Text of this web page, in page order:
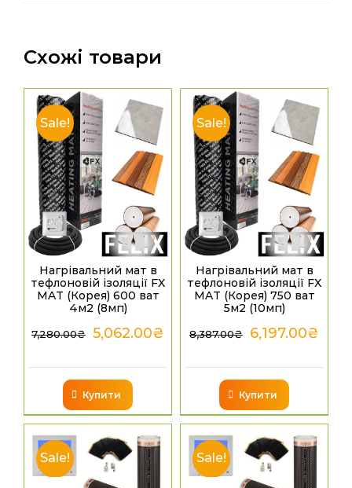
Схожі товари
Sale!
Нагрівальний мат в
тефлоновій ізоляції FX
MAT (Корея) 600 ват
4м2 (8мп)
7,280.00₴ 5,062.00₴
Купити
Sale!
Нагрівальний мат в
тефлоновій ізоляції FX
MAT (Корея) 750 ват
5м2 (10мп)
8,387.00₴ 6,197.00₴
Купити
Sale! Sale!